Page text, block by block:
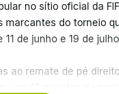
no sítio oficial da
marcantes do torneio
de junho e 19 de
ao remate de pé